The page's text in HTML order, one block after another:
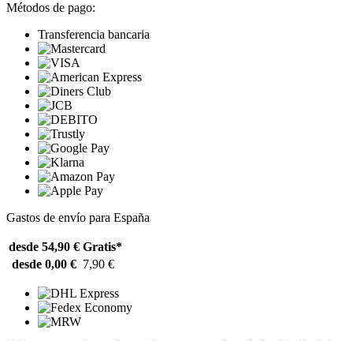
Métodos de pago:
Transferencia bancaria
Gastos de envío para España
desde 54,90 € Gratis*
desde 0,00 € 7,90 €